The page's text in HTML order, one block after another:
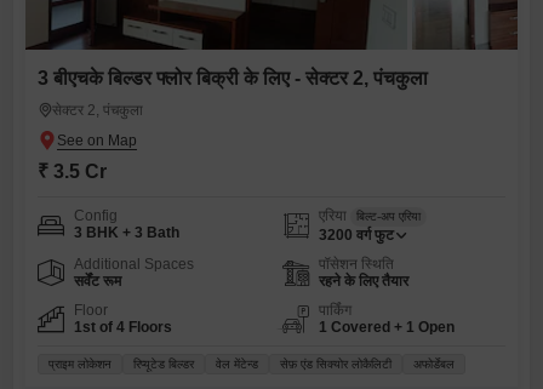
3 बीएचके बिल्डर फ्लोर बिक्री के लिए - सेक्टर 2, पंचकुला
सेक्टर 2, पंचकुला
₹ 3.5 Cr
Config
3 BHK + 3 Bath
एरिया बिल्ट-अप एरिया
3200 वर्ग फुट
Additional Spaces
सर्वेंट रूम
पॉसेशन स्थिति
रहने के लिए तैयार
Floor
1st of 4 Floors
पार्किंग
1 Covered + 1 Open
प्राइम लोकेशन रिप्यूटेड बिल्डर वेल मेंटेन्ड सेफ़ एंड सिक्योर लोकैलिटी अफोर्डेबल